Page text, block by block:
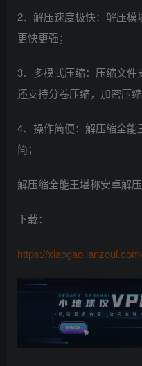
2、解压速度极快：解压
更快更强；
3、多模式压缩：压缩文件
还支持分卷压缩，加密压缩
4、操作简便：解压缩全
简；
解压缩全能王堪称安卓解
下载：
https://